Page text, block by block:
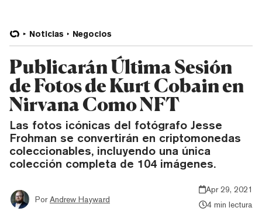
Noticias Negocios
Publicarán Última Sesión
de Fotos de Kurt Cobain en
Nirvana Como NFT
Las fotos icónicas del fotógrafo Jesse
Frohman se convertirán en criptomonedas
coleccionables, incluyendo una única
colección completa de 104 imágenes.
Por Andrew Hayward
Apr 29, 2021
4 min lectura